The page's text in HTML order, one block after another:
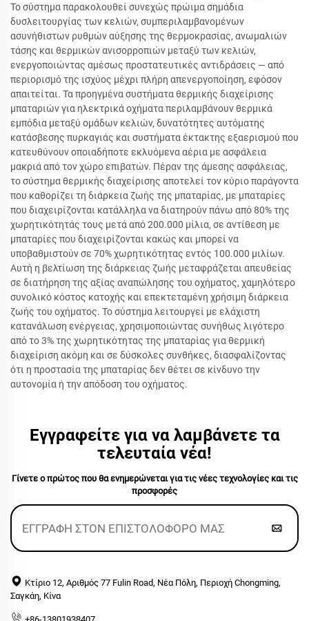
Το σύστημα παρακολουθεί συνεχώς πρώιμα σημάδια
δυσλειτουργίας των κελιών, συμπεριλαμβανομένων
ασυνήθιστων ρυθμών αύξησης της θερμοκρασίας, ανωμαλιών
τάσης και θερμικών ανισορροπιών μεταξύ των κελιών,
ενεργοποιώντας αμέσως προστατευτικές αντιδράσεις — από
περιορισμό της ισχύος μέχρι πλήρη απενεργοποίηση, εφόσον
απαιτείται. Τα προηγμένα συστήματα θερμικής διαχείρισης
μπαταριών για ηλεκτρικά οχήματα περιλαμβάνουν θερμικά
εμπόδια μεταξύ ομάδων κελιών, δυνατότητες αυτόματης
κατάσβεσης πυρκαγιάς και συστήματα έκτακτης εξαερισμού που
κατευθύνουν οποιαδήποτε εκλυόμενα αέρια με ασφάλεια
μακριά από τον χώρο επιβατών. Πέραν της άμεσης ασφάλειας,
το σύστημα θερμικής διαχείρισης αποτελεί τον κύριο παράγοντα
που καθορίζει τη διάρκεια ζωής της μπαταρίας, με μπαταρίες
που διαχειρίζονται κατάλληλα να διατηρούν πάνω από 80% της
χωρητικότητάς τους μετά από 200.000 μίλια, σε αντίθεση με
μπαταρίες που διαχειρίζονται κακώς και μπορεί να
υποβαθμιστούν σε 70% χωρητικότητας εντός 100.000 μιλίων.
Αυτή η βελτίωση της διάρκειας ζωής μεταφράζεται απευθείας
σε διατήρηση της αξίας αναπώλησης του οχήματος, χαμηλότερο
συνολικό κόστος κατοχής και επεκτεταμένη χρήσιμη διάρκεια
ζωής του οχήματος. Το σύστημα λειτουργεί με ελάχιστη
κατανάλωση ενέργειας, χρησιμοποιώντας συνήθως λιγότερο
από το 3% της χωρητικότητας της μπαταρίας για θερμική
διαχείριση ακόμη και σε δύσκολες συνθήκες, διασφαλίζοντας
ότι η προστασία της μπαταρίας δεν θέτει σε κίνδυνο την
αυτονομία ή την απόδοση του οχήματος.
Εγγραφείτε για να λαμβάνετε τα
τελευταία νέα!
Γίνετε ο πρώτος που θα ενημερώνεται για τις νέες τεχνολογίες και τις
προσφορές
Κτίριο 12, Αριθμός 77 Fulin Road, Νέα Πόλη, Περιοχή Chongming,
Σαγκάη, Κίνα